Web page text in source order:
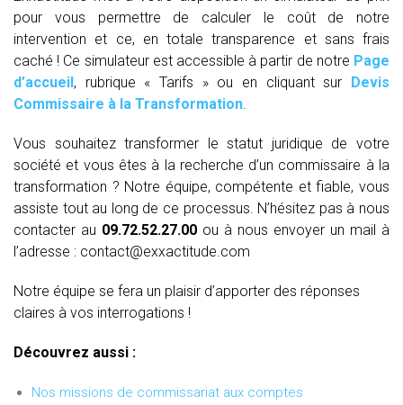
pour vous permettre de calculer le coût de notre
intervention et ce, en totale transparence et sans frais
caché ! Ce simulateur est accessible à partir de notre Page
d’accueil, rubrique « Tarifs » ou en cliquant sur Devis
Commissaire à la Transformation.
Vous souhaitez transformer le statut juridique de votre
société et vous êtes à la recherche d’un commissaire à la
transformation ? Notre équipe, compétente et fiable, vous
assiste tout au long de ce processus. N’hésitez pas à nous
contacter au 09.72.52.27.00 ou à nous envoyer un mail à
l’adresse : contact@exxactitude.com
Notre équipe se fera un plaisir d’apporter des réponses
claires à vos interrogations !
Découvrez aussi :
Nos missions de commissariat aux comptes